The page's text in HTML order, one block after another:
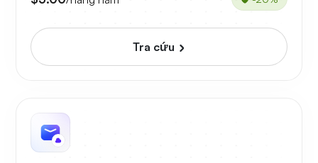
Tra cứu